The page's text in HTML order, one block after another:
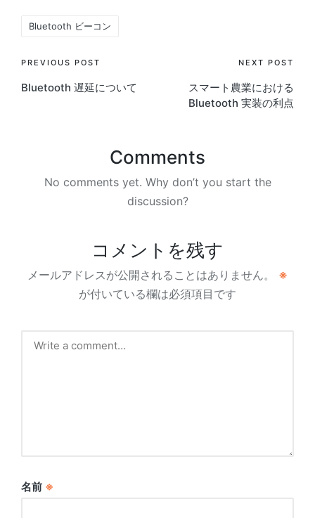
Bluetooth ビーコン
Post
navigation
PREVIOUS POST
Bluetooth 遅延について
NEXT POST
スマート農業における
Bluetooth 実装の利点
Comments
No comments yet. Why don’t you start the
discussion?
コメントを残す
メールアドレスが公開されることはありません。
※
が付いている欄は必須項目です
名前 ※